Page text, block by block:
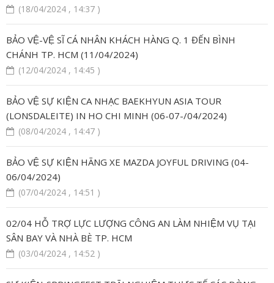
(18/04/2024 , 14:37 )
BẢO VỆ-VỆ SĨ CÁ NHÂN KHÁCH HÀNG Q. 1 ĐẾN BÌNH
CHÁNH TP. HCM (11/04/2024)
(12/04/2024 , 14:45 )
BẢO VỆ SỰ KIỆN CA NHẠC BAEKHYUN ASIA TOUR
(LONSDALEITE) IN HO CHI MINH (06-07-/04/2024)
(08/04/2024 , 14:47 )
BẢO VỆ SỰ KIỆN HÃNG XE MAZDA JOYFUL DRIVING (04-
06/04/2024)
(07/04/2024 , 14:51 )
02/04 HỖ TRỢ LỰC LƯỢNG CÔNG AN LÀM NHIỆM VỤ TẠI
SÂN BAY VÀ NHÀ BÈ TP. HCM
(03/04/2024 , 14:52 )